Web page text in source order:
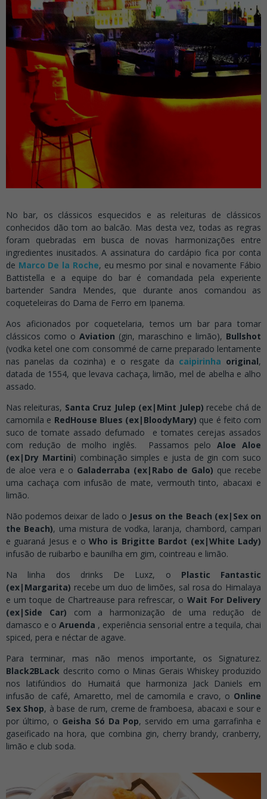
No bar, os clássicos esquecidos e as releituras de clássicos
conhecidos dão tom ao balcão. Mas desta vez, todas as regras
foram quebradas em busca de novas harmonizações entre
ingredientes inusitados. A assinatura do cardápio fica por conta
de Marco De la Roche, eu mesmo por sinal e novamente Fábio
Battistella e a equipe do bar é comandada pela experiente
bartender Sandra Mendes, que durante anos comandou as
coqueteleiras do Dama de Ferro em Ipanema.
Aos aficionados por coquetelaria, temos um bar para tomar
clássicos como o Aviation (gin, maraschino e limão), Bullshot
(vodka ketel one com consommé de carne preparado lentamente
nas panelas da cozinha) e o resgate da caipirinha original,
datada de 1554, que levava cachaça, limão, mel de abelha e alho
assado.
Nas releituras, Santa Cruz Julep (ex|Mint Julep) recebe chá de
camomila e RedHouse Blues (ex|BloodyMary) que é feito com
suco de tomate assado defumado e tomates cerejas assados
com redução de molho inglês. Passamos peloAloe Aloe
(ex|Dry Martini) combinação simples e justa de gin com suco
de aloe vera e o Galaderraba (ex|Rabo de Galo) que recebe
uma cachaça com infusão de mate, vermouth tinto, abacaxi e
limão.
Não podemos deixar de lado o Jesus on the Beach (ex|Sex on
the Beach), uma mistura de vodka, laranja, chambord, campari
e guaraná Jesus e o Who is Brigitte Bardot (ex|White Lady)
infusão de ruibarbo e baunilha em gim, cointreau e limão.
Na linha dos drinks De Luxz, o Plastic Fantastic
(ex|Margarita) recebe um duo de limões, sal rosa do Himalaya
e um toque de Chartreause para refrescar, o Wait For Delivery
(ex|Side Car) com a harmonização de uma redução de
damasco e o Aruenda , experiência sensorial entre a tequila, chai
spiced, pera e néctar de agave.
Para terminar, mas não menos importante, os Signaturez.
Black2BLack descrito como o Minas Gerais Whiskey produzido
nos latifúndios do Humaitá que harmoniza Jack Daniels em
infusão de café, Amaretto, mel de camomila e cravo, o Online
Sex Shop, à base de rum, creme de framboesa, abacaxi e sour e
por último, o Geisha Só Da Pop, servido em uma garrafinha e
gaseificado na hora, que combina gin, cherry brandy, cranberry,
limão e club soda.